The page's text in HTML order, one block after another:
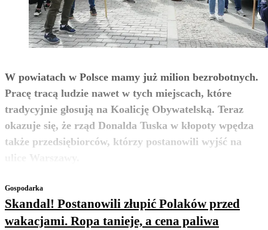
W powiatach w Polsce mamy już milion bezrobotnych.
Pracę tracą ludzie nawet w tych miejscach, które
tradycyjnie głosują na Koalicję Obywatelską. Teraz
okazuje się, że rząd Donalda Tuska w kłopoty wpędza
także przedsiębiorców, którzy postanowili wyjść na
zobacz więcej
Gospodarka
Skandal! Postanowili złupić Polaków przed
wakacjami. Ropa tanieje, a cena paliwa